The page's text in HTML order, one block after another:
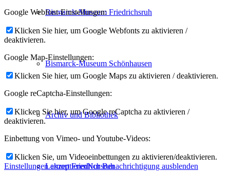
Bismarck-Museum Friedrichsruh
Bismarck-Museum Schönhausen
Archiv und Bibliothek
Lernort Friedrichsruh
Google Webfont-Einstellungen:
Klicken Sie hier, um Google Webfonts zu aktivieren /
deaktivieren.
Google Map-Einstellungen:
Klicken Sie hier, um Google Maps zu aktivieren / deaktivieren.
Google reCaptcha-Einstellungen:
Klicken Sie hier, um Google reCaptcha zu aktivieren /
deaktivieren.
Einbettung von Vimeo- und Youtube-Videos:
Klicken Sie, um Videoeinbettungen zu aktivieren/deaktivieren.
Einstellungen akzeptierenNur Benachrichtigung ausblenden